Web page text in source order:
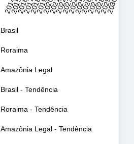
2014
201520162017201820192020202120222023202420252026202720282029
2030
Brasil
Roraima
Amazônia Legal
Brasil - Tendência
Roraima - Tendência
Amazônia Legal - Tendência